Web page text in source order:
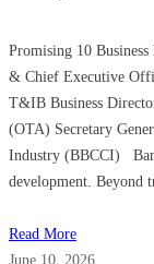
Promising 10
& Chief Executive
T&IB Business
(OTA) Secretary
Industry (BBCCI)
development. Beyond
Read More
June 10, 2026